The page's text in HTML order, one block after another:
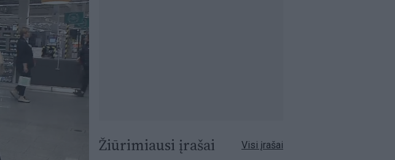
Žiūrimiausi įrašai Visi įrašai